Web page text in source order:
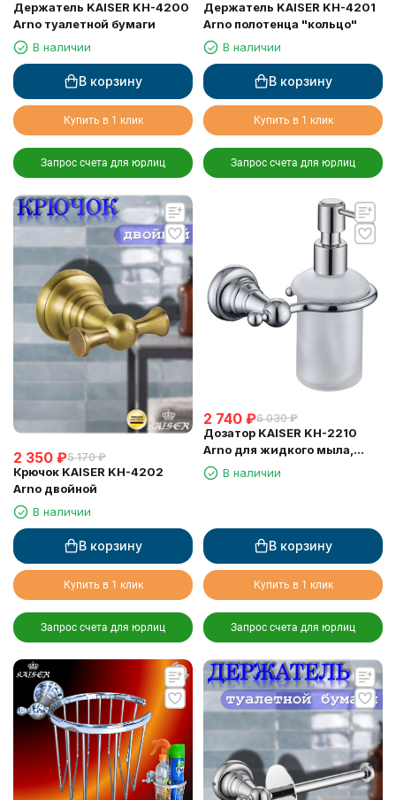
Держатель KAISER KH-4200
Arno туалетной бумаги
В наличии
В корзину
Купить в 1 клик
Запрос счета для юрлиц
Держатель KAISER KH-4201
Arno полотенца "кольцо"
В наличии
В корзину
Купить в 1 клик
Запрос счета для юрлиц
2 350 ₽5 170 ₽
Крючок KAISER KH-4202
Arno двойной
В наличии
В корзину
Купить в 1 клик
Запрос счета для юрлиц
2 740 ₽6 030 ₽
Дозатор KAISER KH-2210
Arno для жидкого мыла,
настенный
В наличии
В корзину
Купить в 1 клик
Запрос счета для юрлиц